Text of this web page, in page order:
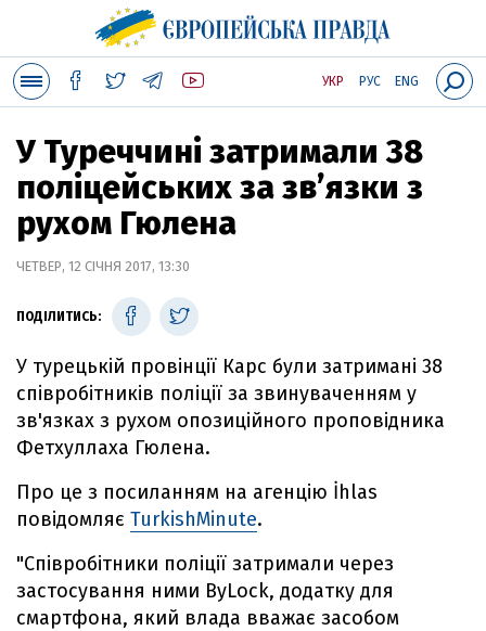
УКР РУС ENG
У Туреччині затримали 38
поліцейських за звʼязки з
рухом Гюлена
ЧЕТВЕР, 12 СІЧНЯ 2017, 13:30
ПОДІЛИТИСЬ:
У турецькій провінції Карс були затримані 38
співробітників поліції за звинуваченням у
зв'язках з рухом опозиційного проповідника
Фетхуллаха Гюлена.
Про це з посиланням на агенцію İhlas
повідомляє TurkishMinute.
"Співробітники поліції затримали через
застосування ними ByLock, додатку для
смартфона, який влада вважає засобом